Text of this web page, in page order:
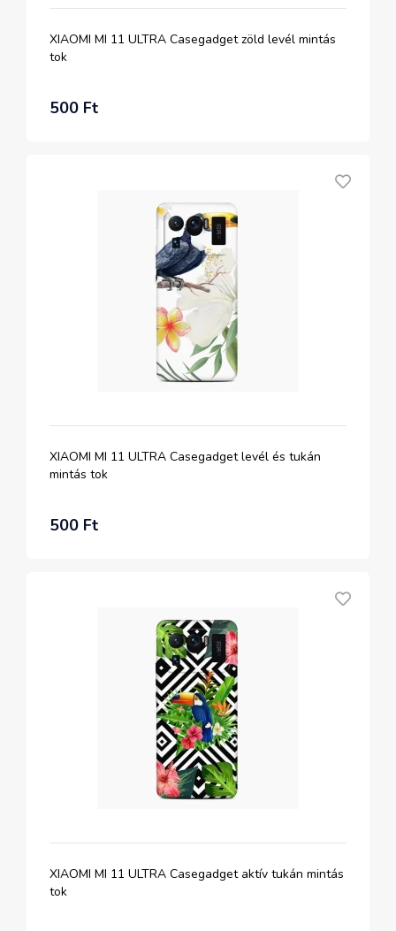
XIAOMI MI 11 ULTRA Casegadget zöld levél mintás
tok
500 Ft
XIAOMI MI 11 ULTRA Casegadget levél és tukán
mintás tok
500 Ft
XIAOMI MI 11 ULTRA Casegadget aktív tukán mintás
tok